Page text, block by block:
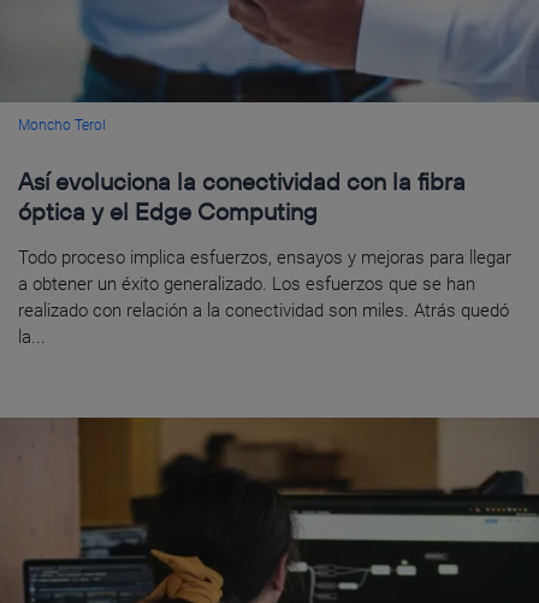
Moncho Terol
Así evoluciona la conectividad con la fibra
óptica y el Edge Computing
Todo proceso implica esfuerzos, ensayos y mejoras para llegar
a obtener un éxito generalizado. Los esfuerzos que se han
realizado con relación a la conectividad son miles. Atrás quedó
la...